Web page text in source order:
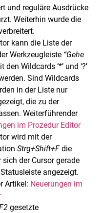
und reguläre Ausdrücke
Weiterhin wurde die
kann die Liste der
Werkzeugleiste “Gehe
den Wildcards ‘*’ und ‘?’
Sind Wildcards
in der Liste nur
die zu der
Weiterführender
im Prozedur Editor
wird mit der
Strg+Shift+Fdie
sich der Cursor gerade
angezeigt.
Artikel: Neuerungen im
gesetzte